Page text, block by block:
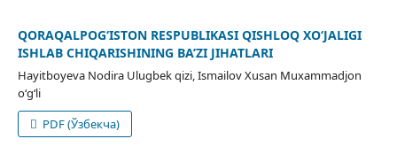
QORAQALPOG‘ISTON RESPUBLIKASI QISHLOQ XO‘JALIGI
ISHLAB CHIQARISHINING BA’ZI JIHATLARI
Hayitboyeva Nodira Ulugbek qizi, Ismailov Xusan Muxammadjon
o‘g‘li
PDF (Ўзбекча)